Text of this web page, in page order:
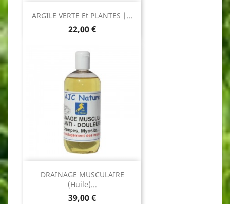
ARGILE VERTE Et PLANTES |...
Prix
22,00 €
DRAINAGE MUSCULAIRE
(Huile)...
Prix
39,00 €